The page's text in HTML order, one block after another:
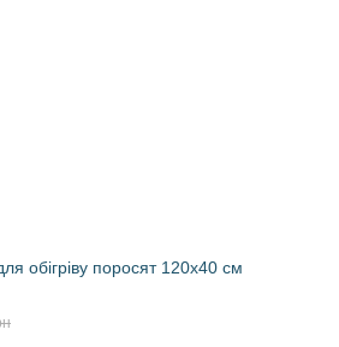
обігріву поросят 120х40 см